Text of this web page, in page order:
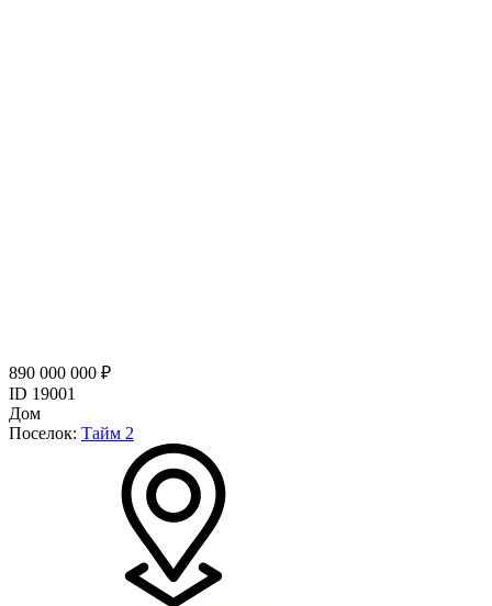
890 000 000 ₽
ID 19001
Дом
Поселок: Тайм 2